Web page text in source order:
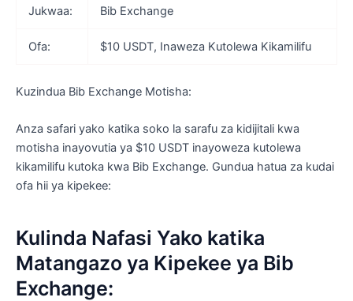
Jukwaa: Bib Exchange
Ofa: $10 USDT, Inaweza Kutolewa Kikamilifu
Kuzindua Bib Exchange Motisha:
Anza safari yako katika soko la sarafu za kidijitali kwa
motisha inayovutia ya $10 USDT inayoweza kutolewa
kikamilifu kutoka kwa Bib Exchange. Gundua hatua za kudai
ofa hii ya kipekee:
Kulinda Nafasi Yako katika
Matangazo ya Kipekee ya Bib
Exchange: